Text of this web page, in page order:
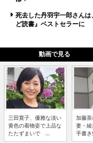
死去した丹羽宇一郎さん
ど読書』ベストセラーに
動画で見る
三田寛子、優雅な淡い
黄色の着物姿で上品な
たたずまいで ...
加藤
妻・綾
手書